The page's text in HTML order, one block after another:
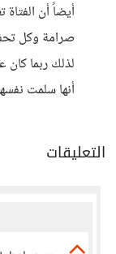
أيضاً أن
صرامة وكل
لذلك ربما
أنها سلمت
التعليقات